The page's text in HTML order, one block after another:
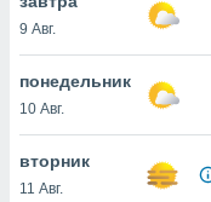
действия
на веб-
основе.
9 Авг.
понедельник
10 Авг.
вторник
11 Авг.